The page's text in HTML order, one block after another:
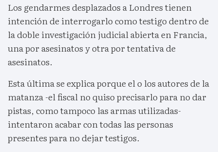
Los gendarmes desplazados a Londres tienen
intención de interrogarlo como testigo dentro de
la doble investigación judicial abierta en Francia,
una por asesinatos y otra por tentativa de
asesinatos.
Esta última se explica porque el o los autores de la
matanza -el fiscal no quiso precisarlo para no dar
pistas, como tampoco las armas utilizadas-
intentaron acabar con todas las personas
presentes para no dejar testigos.